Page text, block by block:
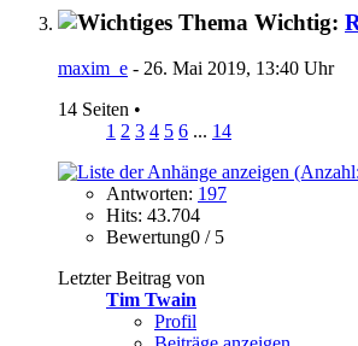
Wichtig:
maxim_e - 26. Mai 2019, 13:40 Uhr
14 Seiten •
1 2 3 4 5 6 ... 14
Antworten: 197
Hits: 43.704
Bewertung0 / 5
Letzter Beitrag von
Tim Twain
Profil